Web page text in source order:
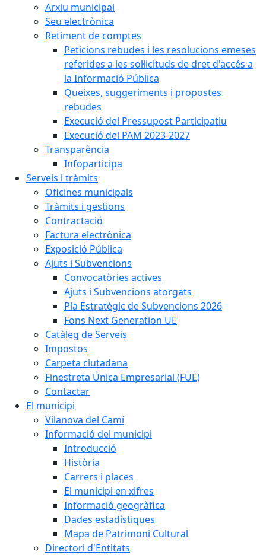
Arxiu municipal
Seu electrònica
Retiment de comptes
Peticions rebudes i les resolucions emeses
referides a les sol·licituds de dret d'accés a
la Informació Pública
Queixes, suggeriments i propostes
rebudes
Execució del Pressupost Participatiu
Execució del PAM 2023-2027
Transparència
Infoparticipa
Serveis i tràmits
Oficines municipals
Tràmits i gestions
Contractació
Factura electrònica
Exposició Pública
Ajuts i Subvencions
Convocatòries actives
Ajuts i Subvencions atorgats
Pla Estratègic de Subvencions 2026
Fons Next Generation UE
Catàleg de Serveis
Impostos
Carpeta ciutadana
Finestreta Única Empresarial (FUE)
Contactar
El municipi
Vilanova del Camí
Informació del municipi
Introducció
Història
Carrers i places
El municipi en xifres
Informació geogràfica
Dades estadístiques
Mapa de Patrimoni Cultural
Directori d'Entitats